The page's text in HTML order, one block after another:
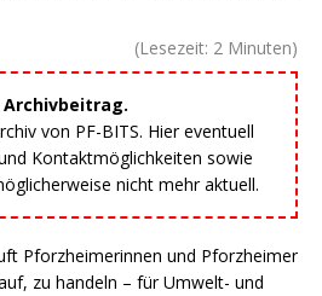
(Lesezeit: 2 Minuten)
Archivbeitrag.
von PF-BITS. Hier eventuell
Kontaktmöglichkeiten sowie
nicht mehr aktuell.
Pforzheimerinnen und Pforzheimer
zu handeln – für Umwelt- und